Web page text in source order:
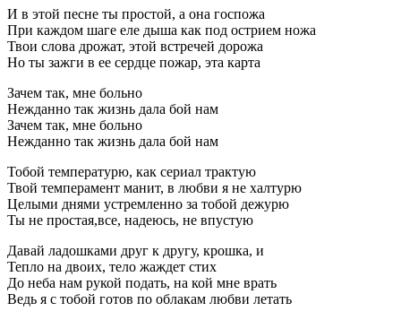
И в этой песне ты простой, а она госпожа
При каждом шаге еле дыша как под острием ножа
Твои слова дрожат, этой встречей дорожа
Но ты зажги в ее сердце пожар, эта карта
Зачем так, мне больно
Нежданно так жизнь дала бой нам
Зачем так, мне больно
Нежданно так жизнь дала бой нам
Тобой температурю, как сериал трактую
Твой темперамент манит, в любви я не халтурю
Целыми днями устремленно за тобой дежурю
Ты не простая,все, надеюсь, не впустую
Давай ладошками друг к другу, крошка, и
Тепло на двоих, тело жаждет стих
До неба нам рукой подать, на кой мне врать
Ведь я с тобой готов по облакам любви летать